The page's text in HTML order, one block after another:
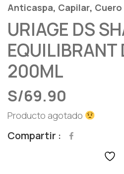
Anticaspa, Capilar,
URIAGE DS
EQUILIBRANT
200ML
S/69.90
Producto agotado
Compartir